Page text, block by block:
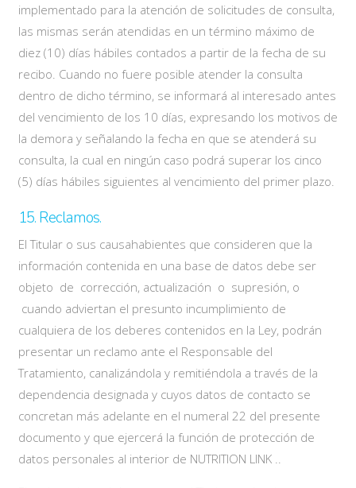
implementado para la atención de solicitudes de consulta,
las mismas serán atendidas en un término máximo de
diez (10) días hábiles contados a partir de la fecha de su
recibo. Cuando no fuere posible atender la consulta
dentro de dicho término, se informará al interesado antes
del vencimiento de los 10 días, expresando los motivos de
la demora y señalando la fecha en que se atenderá su
consulta, la cual en ningún caso podrá superar los cinco
(5) días hábiles siguientes al vencimiento del primer plazo.
15. Reclamos.
El Titular o sus causahabientes que consideren que la
información contenida en una base de datos debe ser
objeto de corrección, actualización o supresión, o
cuando adviertan el presunto incumplimiento de
cualquiera de los deberes contenidos en la Ley, podrán
presentar un reclamo ante el Responsable del
Tratamiento, canalizándola y remitiéndola a través de la
dependencia designada y cuyos datos de contacto se
concretan más adelante en el numeral 22 del presente
documento y que ejercerá la función de protección de
datos personales al interior de NUTRITION LINK ..